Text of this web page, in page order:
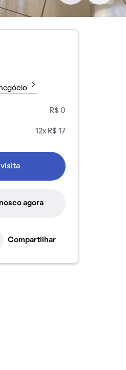
R$ 0
12x R$ 17
agora
Compartilhar